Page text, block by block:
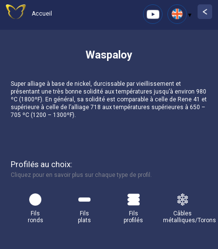
Accueil
Waspaloy
Super alliage à base de nickel, durcissable par vieillissement et
présentant une très bonne solidité aux températures jusqu’à environ 980
ºC (1800ºF). En général, sa solidité est comparable à celle de Rene 41 et
supérieure à celle de l’alliage 718 aux températures supérieures à 650 –
705 ºC (1200 – 1300ºF).
Profilés au choix:
Cliquez pour en savoir plus sur chaque type de profil.
Fils
ronds
Fils
plats
Fils
profilés
Câbles
métalliques/Torons